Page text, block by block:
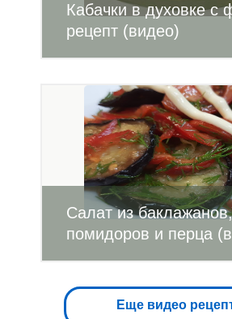
Кабачки в духовке с
рецепт (видео)
Салат из баклажанов,
помидоров и перца
Еще видео